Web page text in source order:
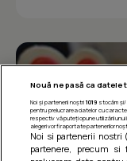
Nouă ne pasă ca
Noi și partenerii noștri 1019stocăm și/
pentru prelucrarea datelor cu
respectiv vă puteți opune utilizării
alegeri vor fi raportate partenerilor
Noi si partenerii nostri
partenere, precum